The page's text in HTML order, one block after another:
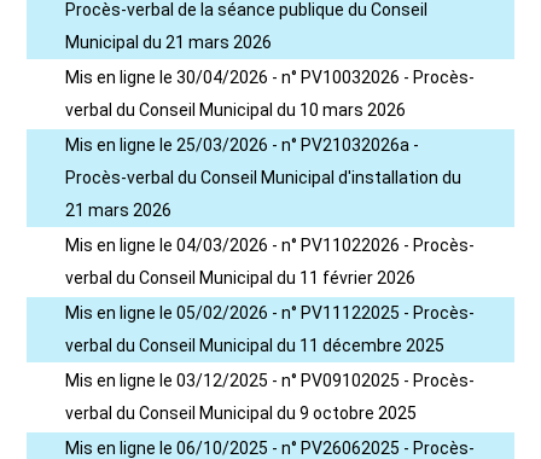
Procès-verbal de la séance publique du Conseil
Municipal du 21 mars 2026
Mis en ligne le 30/04/2026 - n° PV10032026 - Procès-
verbal du Conseil Municipal du 10 mars 2026
Mis en ligne le 25/03/2026 - n° PV21032026a -
Procès-verbal du Conseil Municipal d'installation du
21 mars 2026
Mis en ligne le 04/03/2026 - n° PV11022026 - Procès-
verbal du Conseil Municipal du 11 février 2026
Mis en ligne le 05/02/2026 - n° PV11122025 - Procès-
verbal du Conseil Municipal du 11 décembre 2025
Mis en ligne le 03/12/2025 - n° PV09102025 - Procès-
verbal du Conseil Municipal du 9 octobre 2025
Mis en ligne le 06/10/2025 - n° PV26062025 - Procès-